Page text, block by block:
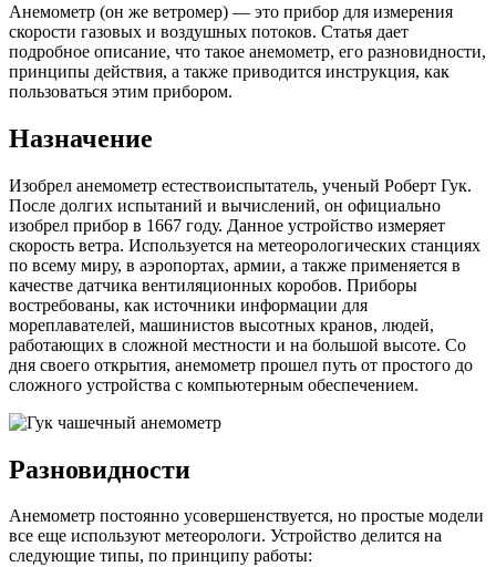
Анемометр (он же ветромер) — это прибор для измерения
скорости газовых и воздушных потоков. Статья дает
подробное описание, что такое анемометр, его разновидности,
принципы действия, а также приводится инструкция, как
пользоваться этим прибором.
Назначение
Изобрел анемометр естествоиспытатель, ученый Роберт Гук.
После долгих испытаний и вычислений, он официально
изобрел прибор в 1667 году. Данное устройство измеряет
скорость ветра. Используется на метеорологических станциях
по всему миру, в аэропортах, армии, а также применяется в
качестве датчика вентиляционных коробов. Приборы
востребованы, как источники информации для
мореплавателей, машинистов высотных кранов, людей,
работающих в сложной местности и на большой высоте. Со
дня своего открытия, анемометр прошел путь от простого до
сложного устройства с компьютерным обеспечением.
Разновидности
Анемометр постоянно усовершенствуется, но простые модели
все еще используют метеорологи. Устройство делится на
следующие типы, по принципу работы: